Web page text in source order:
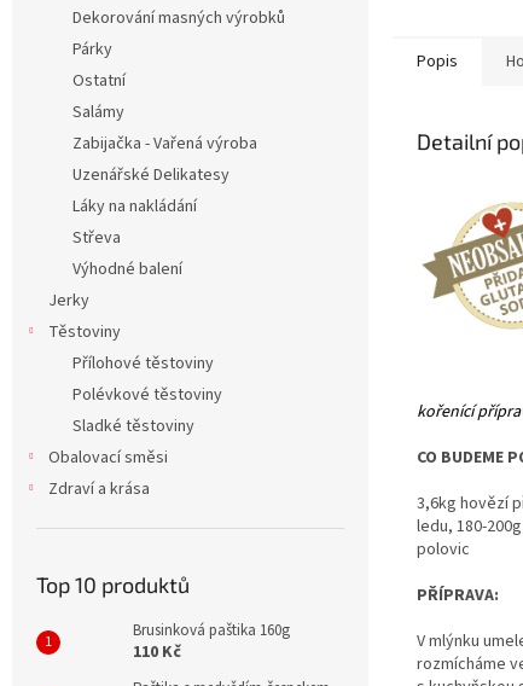
Dekorování masných výrobků
Párky
Ostatní
Salámy
Zabijačka - Vařená výroba
Uzenářské Delikatesy
Láky na nakládání
Střeva
Výhodné balení
Jerky
Těstoviny
Přílohové těstoviny
Polévkové těstoviny
Sladké těstoviny
Obalovací směsi
Zdraví a krása
Top 10 produktů
Brusinková paštika 160g
110 Kč
Popis
Detailní
kořenící
CO BUDEME
3,6kg hovězí
ledu, 180-
polovic
PŘÍPRAVA:
V mlýnku
rozmícháme